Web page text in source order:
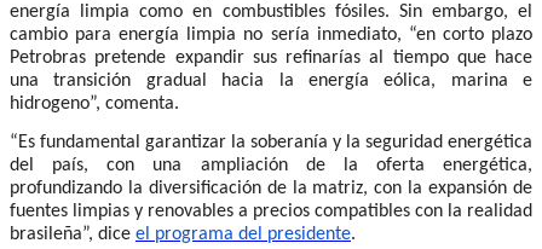
energía limpia como en combustibles fósiles. Sin embargo, el
cambio para energía limpia no sería inmediato, “en corto plazo
Petrobras pretende expandir sus refinarías al tiempo que hace
una transición gradual hacia la energía eólica, marina e
hidrogeno”, comenta.
“Es fundamental garantizar la soberanía y la seguridad energética
del país, con una ampliación de la oferta energética,
profundizando la diversificación de la matriz, con la expansión de
fuentes limpias y renovables a precios compatibles con la realidad
brasileña”, dice el programa del presidente.